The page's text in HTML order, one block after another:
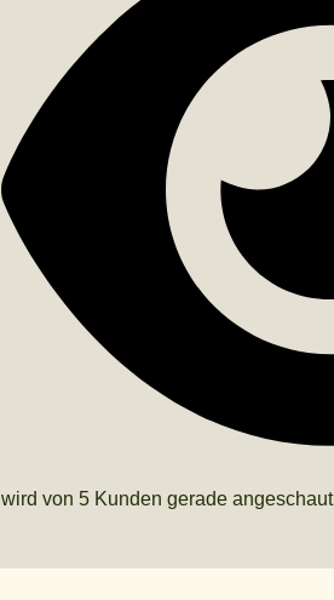
wird von 5 Kunden gerade angeschaut